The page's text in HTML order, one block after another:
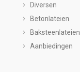
Diversen
Betonlateien
Baksteenlateien
Aanbiedingen